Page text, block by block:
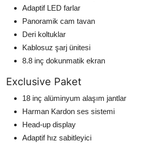
Adaptif LED farlar
Panoramik cam tavan
Deri koltuklar
Kablosuz şarj ünitesi
8.8 inç dokunmatik ekran
Exclusive Paket
18 inç alüminyum alaşım jantlar
Harman Kardon ses sistemi
Head-up display
Adaptif hız sabitleyici